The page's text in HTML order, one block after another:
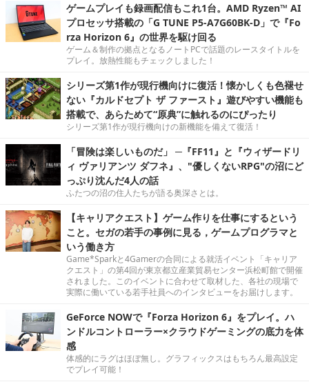
ゲームプレイも録画配信もこれ1台。AMD Ryzen™ AI
プロセッサ搭載の「G TUNE P5-A7G60BK-D」で『Fo
rza Horizon 6』の世界を駆け回る
ゲーム＆制作の拠点となるノートPCで話題のレースタイトルを
プレイ。放熱性能もチェックしました！
シリーズ第1作が現行機向けに復活！懐かしくも色褪せ
ない『カルドセプト ザ ファースト』遊びやすい機能も
搭載で、あらためて“原典”に触れるのにぴったり
シリーズ第1作が現行機向けの新機能を備えて復活！
「冒険は楽しいものだ」 ─『FF11』と『ウィザードリ
ィ ヴァリアンツ ダフネ』、"優しくないRPG"の沼にど
っぷり沈んだ4人の話
ふたつの沼の住人たちが語る奥深さとは。
【キャリアクエスト】ゲーム作りを仕事にするという
こと。セガの若手の事例に見る，ゲームプログラマと
いう働き方
Game*Sparkと4Gamerの合同による就活イベント「キャリア
クエスト」の第4回が東京都立産業貿易センター浜松町館で開催
されました。このイベントに合わせて取材した、各社の現場で
実際に働いている若手社員へのインタビューをお届けします。
GeForce NOWで『Forza Horizon 6』をプレイ。ハ
ンドルコントローラー×クラウドゲーミングの底力を体
感
体感的にラグはほぼ無し。グラフィックスはもちろん最高設定
でプレイ可能！